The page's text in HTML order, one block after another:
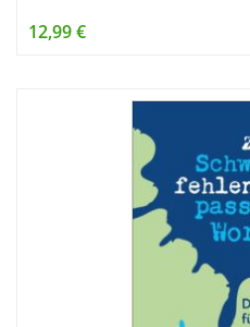
Young Adult
12,99 €